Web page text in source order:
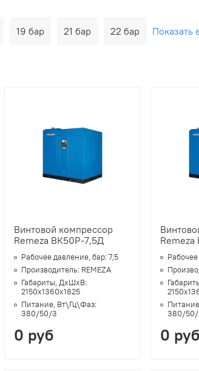
19 бар 21 бар 22 бар Показать
Винтовой компрессор
Remeza ВК50Р-7,5Д
Рабочее давление, бар:7,5
Производитель: REMEZA
Габариты, ДхШхВ:
2150х1360х1825
Питание, Вт\Гц\Фаз:
380/50/3
0 руб
380/
0 руб